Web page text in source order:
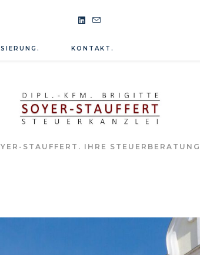
KONTAKT.
STAUFFERT. IHRE